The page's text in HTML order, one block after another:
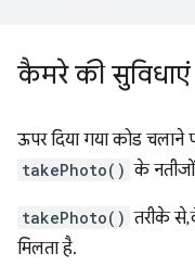
कैमरे की सुविधाएं
ऊपर दिया गया कोड चलाने
takePhoto() के
takePhoto() तरीके से,
मिलता है.